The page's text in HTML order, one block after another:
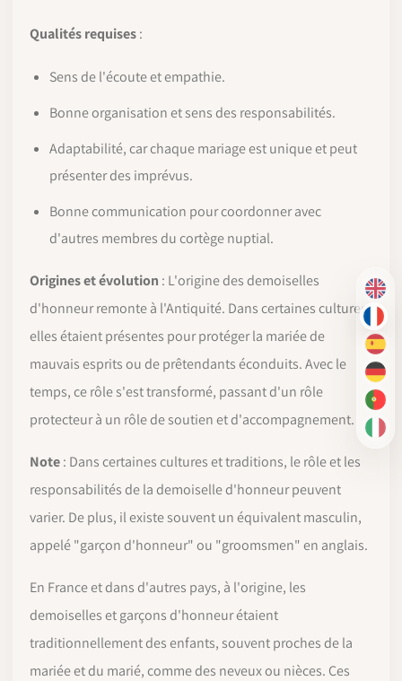
EN
FR
ES
DE
PT-
IT
Qualités requises:
Sens de l'écoute et empathie.
Bonne organisation et sens des responsabilités.
Adaptabilité, car chaque mariage est unique et peut
présenter des imprévus.
Bonne communication pour coordonner avec
d'autres membres du cortège nuptial.
Origines et évolution : L'origine des demoiselles
d'honneur remonte à l'Antiquité. Dans certaines cultures,
elles étaient présentes pour protéger la mariée de
mauvais esprits ou de prêtendants éconduits. Avec le
temps, ce rôle s'est transformé, passant d'un rôle
protecteur à un rôle de soutien et d'accompagnement.
Note: Dans certaines cultures et traditions, le rôle et les
responsabilités de la demoiselle d'honneur peuvent
varier. De plus, il existe souvent un équivalent masculin,
appelé "garçon d'honneur" ou "groomsmen" en anglais.
En France et dans d'autres pays, à l'origine, les
demoiselles et garçons d'honneur étaient
traditionnellement des enfants, souvent proches de la
mariée et du marié, comme des neveux ou nièces. Ces